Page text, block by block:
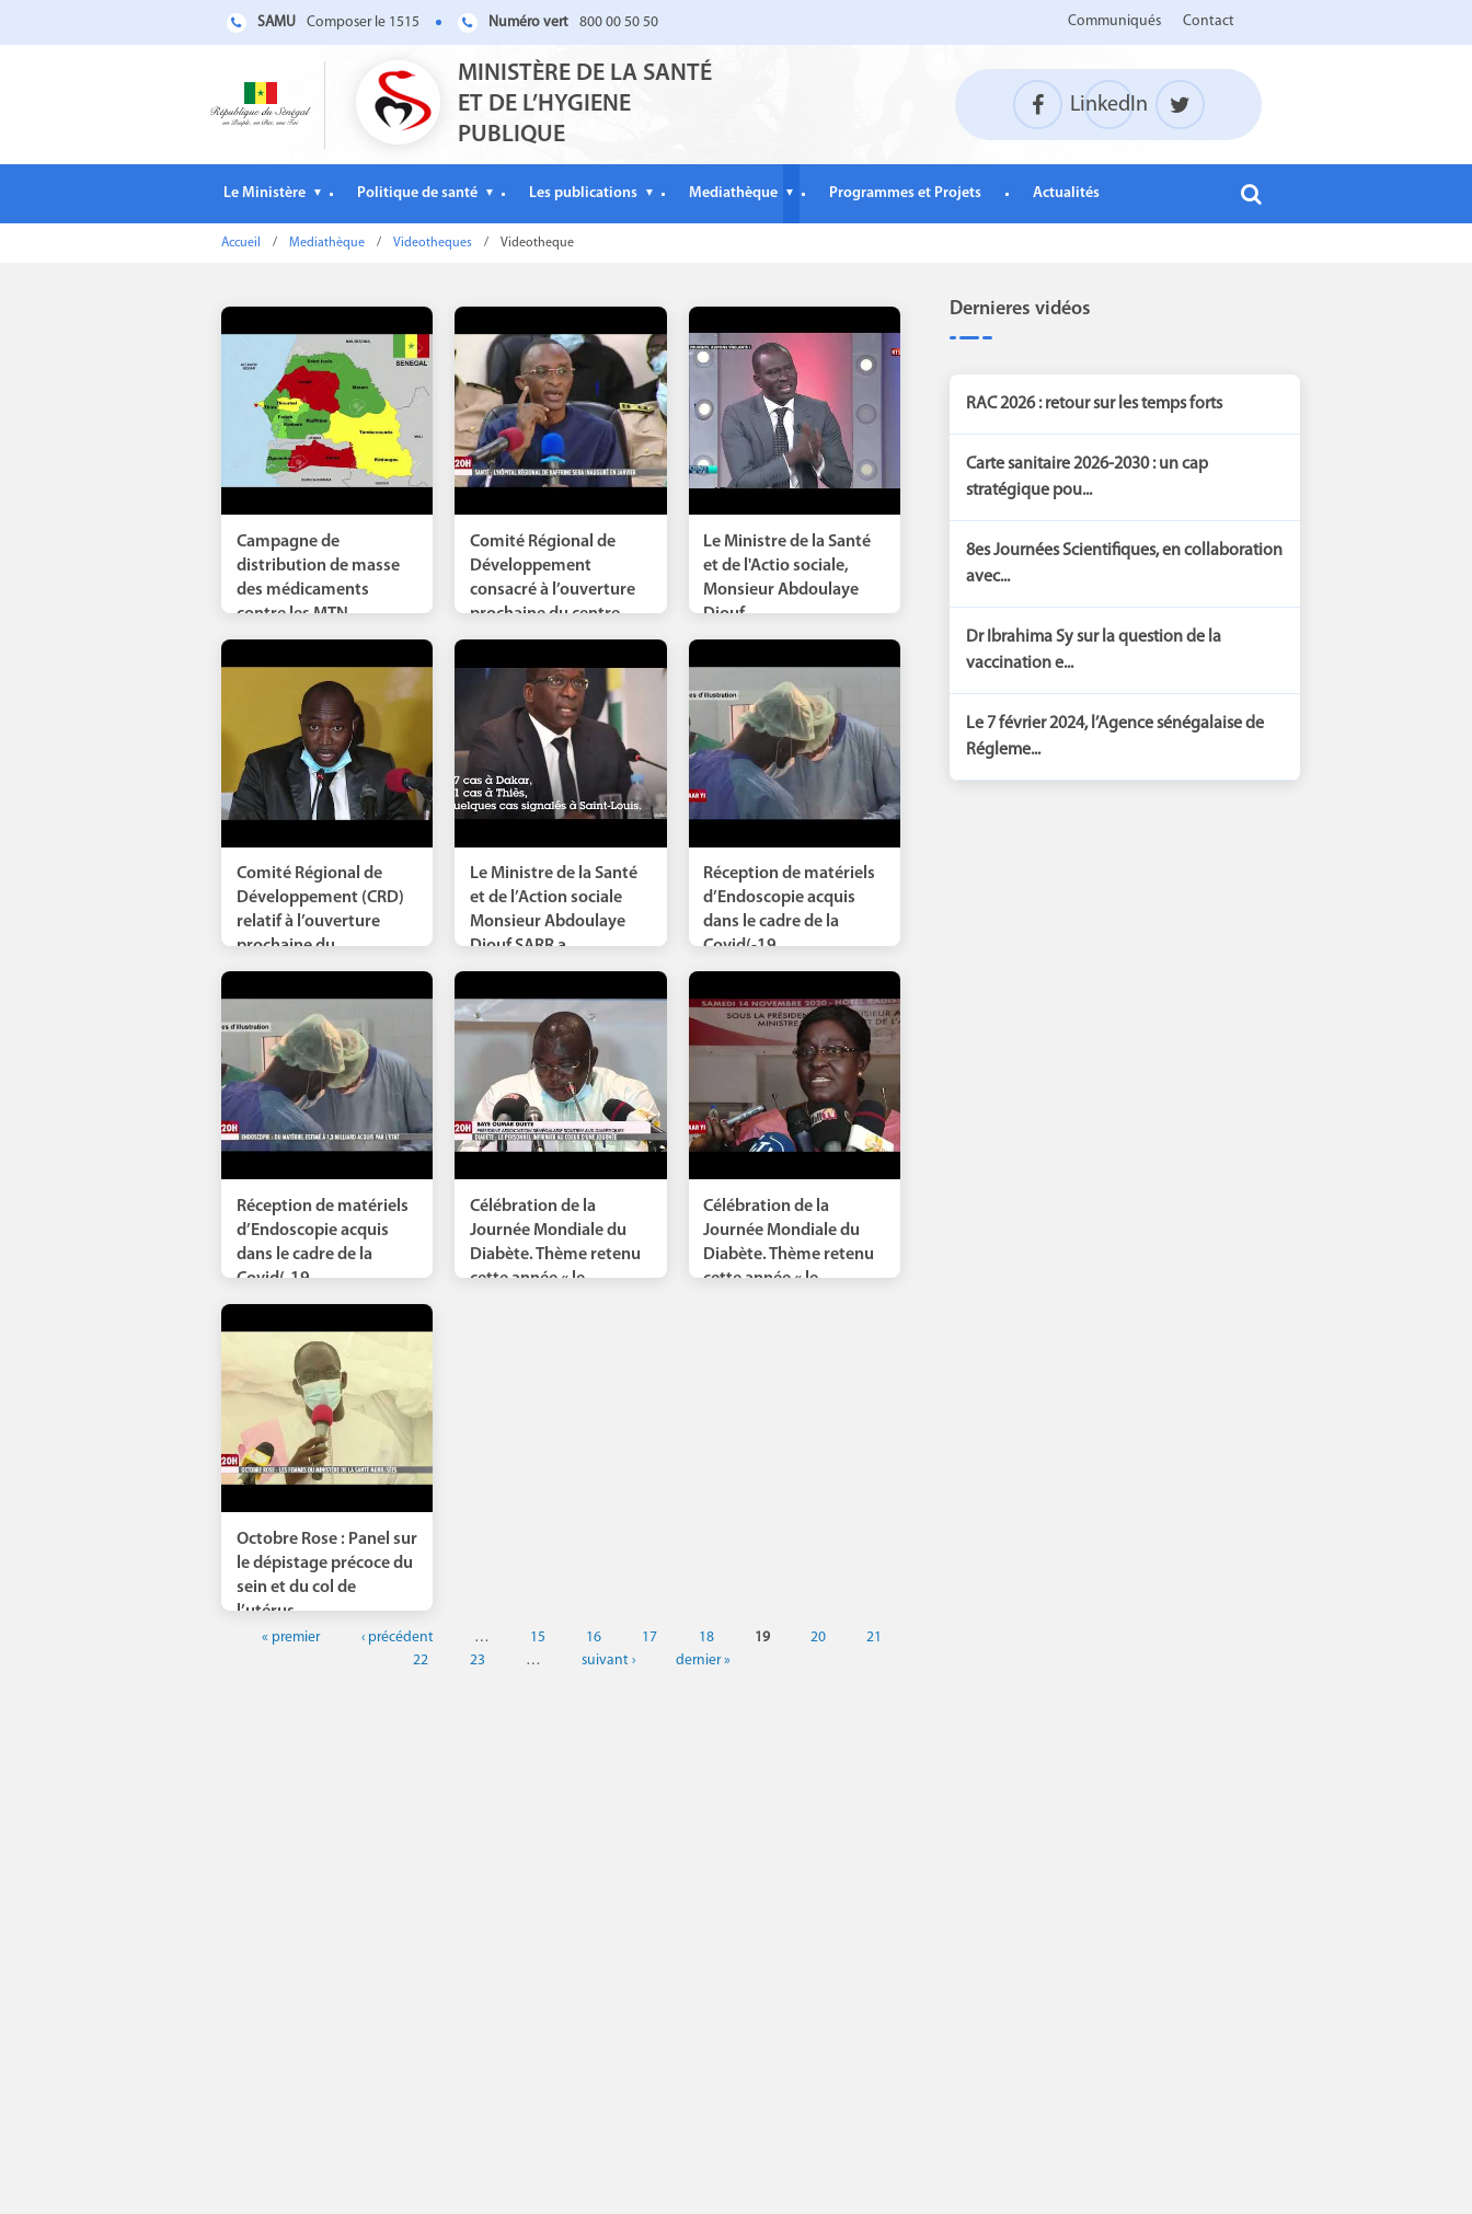
SAMU Composer le 1515 Numéro vert 800 00 50 50 Communiqués Contact
MINISTÈRE DE LA SANTÉ
ET DE L’HYGIENE
PUBLIQUE
LinkedIn
Le Ministère ▼ Politique de santé ▼ Les publications ▼ Mediathèque ▼ Programmes et Projets Actualités
Accueil / Mediathèque / Videotheques / Videotheque
Campagne de
distribution de masse
des médicaments
contre les MTN.
Cérémonie de...
Comité Régional de
Développement
consacré à l’ouverture
prochaine du centre...
Le Ministre de la Santé
et de l'Actio sociale,
Monsieur Abdoulaye
Diouf,...
Comité Régional de
Développement (CRD)
relatif à l’ouverture
prochaine du...
Le Ministre de la Santé
et de l’Action sociale
Monsieur Abdoulaye
Diouf SARR a...
Réception de matériels
d’Endoscopie acquis
dans le cadre de la
Covid(-19
Réception de matériels
d’Endoscopie acquis
dans le cadre de la
Covid(-19
Célébration de la
Journée Mondiale du
Diabète. Thème retenu
cette année « le...
Célébration de la
Journée Mondiale du
Diabète. Thème retenu
cette année « le...
Octobre Rose : Panel sur
le dépistage précoce du
sein et du col de
l’utérus,...
« premier ‹ précédent … 15 16 17 18 19 20
21
22
23 … suivant › dernier »
Dernieres vidéos
RAC 2026 : retour sur les temps forts
Carte sanitaire 2026-2030 : un cap
stratégique pou...
8es Journées Scientifiques, en collaboration
avec...
Dr Ibrahima Sy sur la question de la
vaccination e...
Le 7 février 2024, l’Agence sénégalaise de
Régleme...